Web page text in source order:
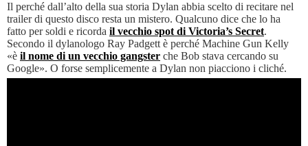
Il perché dall’alto della sua storia Dylan abbia scelto di recitare nel
trailer di questo disco resta un mistero. Qualcuno dice che lo ha
fatto per soldi e ricorda il vecchio spot di Victoria’s Secret.
Secondo il dylanologo Ray Padgett è perché Machine Gun Kelly
«è il nome di un vecchio gangster che Bob stava cercando su
Google». O forse semplicemente a Dylan non piacciono i cliché.